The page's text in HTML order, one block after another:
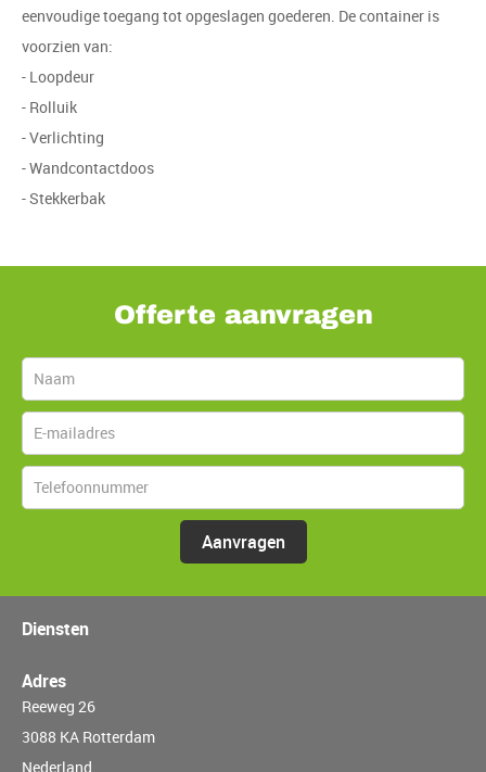
eenvoudige toegang tot opgeslagen goederen. De container is
voorzien van:
- Loopdeur
- Rolluik
- Verlichting
- Wandcontactdoos
- Stekkerbak
Offerte aanvragen
Aanvragen
Diensten
Adres
Reeweg 26
3088 KA Rotterdam
Nederland